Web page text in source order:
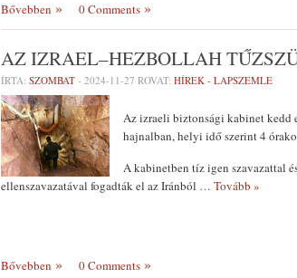
Bővebben 0 Comments
AZ IZRAEL–HEZBOLLAH
ÍRTA: SZOMBAT - 2024-11-27 ROVAT: HÍREK - LAPSZEMLE
Az izraeli biztonsági kabinet kedd
hajnalban, helyi idő szerint 4
A kabinetben tíz igen szavazattal
ellenszavazatával fogadták el az Iránból … Tovább »
Bővebben 0 Comments